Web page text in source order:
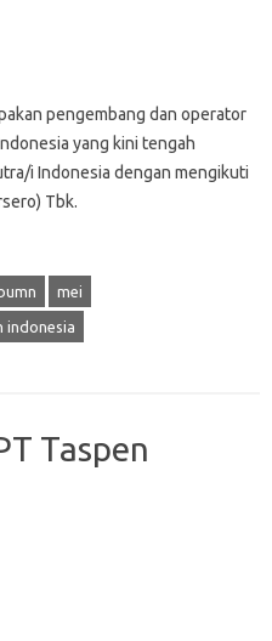
pengembang dan operator
yang kini tengah
i Indonesia dengan mengikuti
Tbk.
mei
indonesia
Taspen